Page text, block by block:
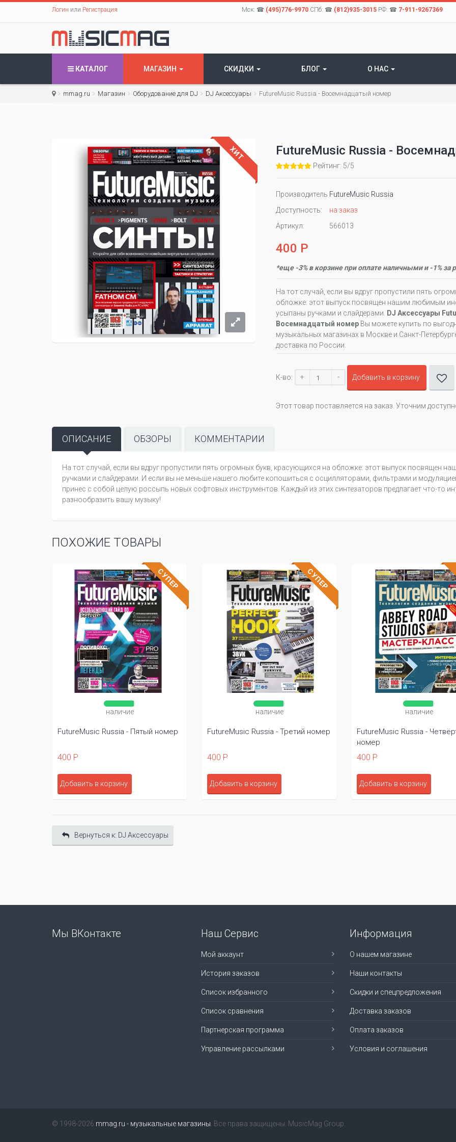
Логин или Регистрация Мск: ☎ (495)776-9970СПб: ☎ (812)935-3015РФ: ☎ 7-911-9267369
КАТАЛОГ МАГАЗИН СКИДКИ БЛОГ О НАС
mmag.ru Магазин Оборудование для DJ DJ Аксессуары FutureMusic Russia - Восемнадцатый номер
ХИТ FutureMusic Russia -
Рейтинг: 5/5
Производитель FutureMusic Russia
Доступность:
на заказ
Артикул:
566013
400 Р
*еще -3% в корзине при оплате наличными и -1% за
На тот случай, если вы вдруг пропустили пять
обложке: этот выпуск посвящен нашим любимым
усыпаны ручками и слайдерами.
DJ Аксессуары
Восемнадцатый номер Вы можете купить по
музыкальных магазинах в Москве и Санкт-
доставка по России.
К-во: + - Добавить в корзину
Этот товар поставляется на заказ. Уточним
ОПИСАНИЕ ОБЗОРЫ КОММЕНТАРИИ
На тот случай, если вы вдруг пропустили пять огромных букв, красующихся на обложке: этот выпуск посвящен
ручками и слайдерами. И если вы не меньше нашего любите копошиться с осцилляторами, фильтрами и
принес с собой целую россыпь новых софтовых инструментов. Каждый из этих синтезаторов предлагает что-то
разнообразить вашу музыку!
ПОХОЖИЕ ТОВАРЫ
СУПЕР
наличие
FutureMusic Russia - Пятый номер
400 Р
Добавить в корзину
СУПЕР
наличие
FutureMusic Russia - Третий номер
400 Р
Добавить в корзину
наличие
FutureMusic Russia -
номер
400 Р
Добавить в корзину
Вернуться к: DJ Аксессуары
Мы ВКонтакте Наш Сервис
Мой аккаунт
История заказов
Список избранного
Список сравнения
Партнерская программа
Управление рассылками
Информация
О нашем магазине
Наши контакты
Скидки и спецпредложения
Доставка заказов
Оплата заказов
Условия и соглашения
© 1998-2026 mmag.ru - музыкальные магазины . Все права защищены. MusicMag Group.